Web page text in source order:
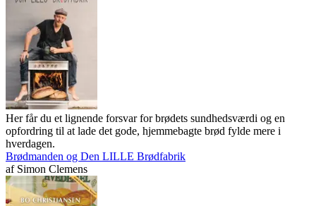
Her får du et lignende forsvar for brødets sundhedsværdi og en
opfordring til at lade det gode, hjemmebagte brød fylde mere i
hverdagen.
Brødmanden og Den LILLE Brødfabrik
af Simon Clemens